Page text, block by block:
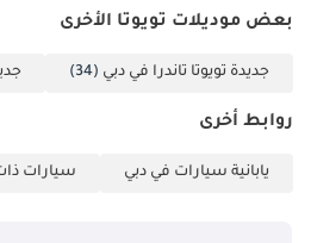
بعض موديلات تويوتا الأخرى
جديدة تويوتا تاندرا في دبي (34)
روابط أخرى
يابانية سيارات في دبي سيارات ذات